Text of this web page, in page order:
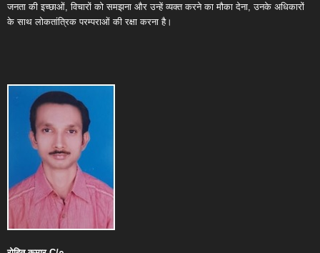
जनता की इच्छाओं, विचारों को समझना और उन्हें व्यक्त करने का मौका देना, उनके अधिकारों
के साथ लोकतांत्रिक परम्पराओं की रक्षा करना है।